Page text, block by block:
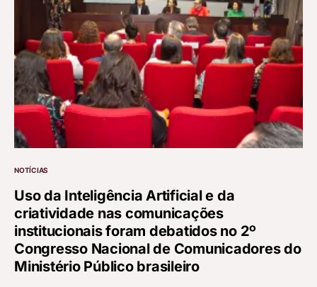
NOTÍCIAS
Uso da Inteligência Artificial e da
criatividade nas comunicações
institucionais foram debatidos no 2º
Congresso Nacional de Comunicadores do
Ministério Público brasileiro